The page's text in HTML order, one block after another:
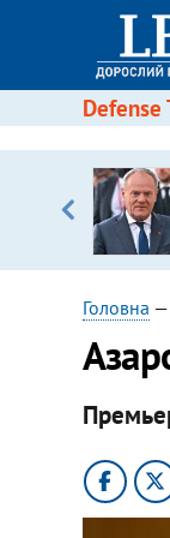
Defense
Головна —